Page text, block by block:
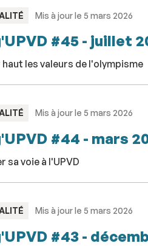
Mis à jour le 5 mars 2026
#45 - juillet
les valeurs de l'olympisme
Mis à jour le 5 mars 2026
#44 - mars
sa voie à l'UPVD
Mis à jour le 5 mars 2026
#43 -